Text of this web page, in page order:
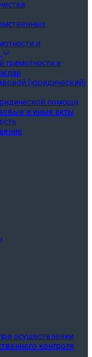
и
грамотности и
(юридический)
помощи
и иные акты
осуществлении
контроля